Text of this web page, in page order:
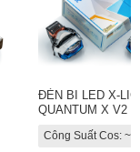
ĐÈN BI LED X-
QUANTUM X V2
Công Suất Cos: